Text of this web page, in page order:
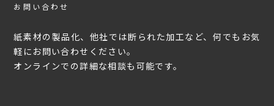
お問い合わせ
紙素材の製品化、他社では断られた加工など、何でもお気
軽にお問い合わせください。
オンラインでの詳細な相談も可能です。